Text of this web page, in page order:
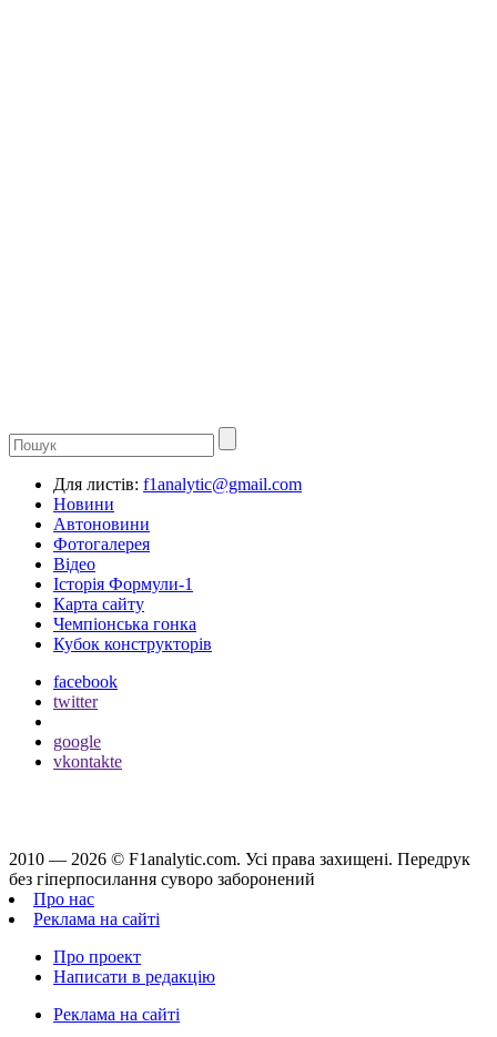
Для листів: f1analytic@gmail.com
Новини
Автоновини
Фотогалерея
Відео
Історія Формули-1
Карта сайту
Чемпіонська гонка
Кубок конструкторів
facebook
twitter
google
vkontakte
2010 — 2026 © F1analytic.com. Усi права захищенi. Передрук
без гіперпосилання суворо заборонений
Про нас
Реклама на сайті
Про проект
Написати в редакцію
Реклама на сайті